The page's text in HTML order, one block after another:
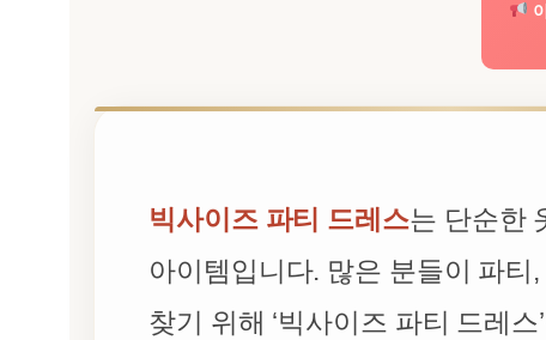
빅사이즈 파티 드레스는 단순한
아이템입니다. 많은 분들이 파
찾기 위해 ‘빅사이즈 파티 드레